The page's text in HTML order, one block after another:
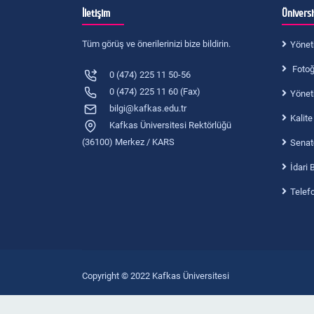
İletişim
Tüm görüş ve önerilerinizi bize bildirin.
0 (474) 225 11 50-56
0 (474) 225 11 60 (Fax)
bilgi@kafkas.edu.tr
Kafkas Üniversitesi Rektörlüğü
(36100) Merkez / KARS
İdari
Copyright © 2022 Kafkas Üniversitesi